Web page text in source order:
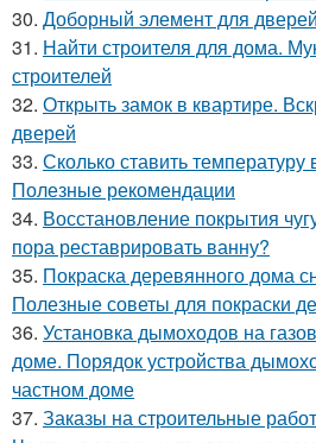
30. Доборный элемент для
31. Найти строителя для дома.
строителей
32. Открыть замок в квартире.
дверей
33. Сколько ставить температуру
Полезные рекомендации
34. Восстановление покрытия
пора реставрировать ванну?
35. Покраска деревянного дома
Полезные советы для покраски
36. Установка дымоходов на
доме. Порядок устройства
частном доме
37. Заказы на строительные